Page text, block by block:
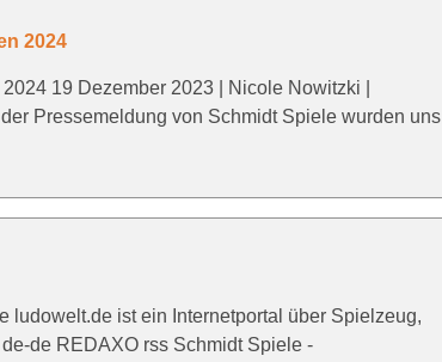
2024
19 Dezember 2023 | Nicole Nowitzki |
Pressemeldung von Schmidt Spiele wurden uns
ludowelt.de ist ein Internetportal über Spielzeug,
de REDAXO rss Schmidt Spiele -